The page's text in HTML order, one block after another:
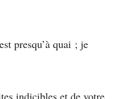
presqu’à quai ; je
indicibles et de votre